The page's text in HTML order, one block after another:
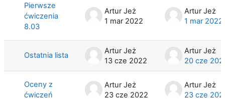
Pierwsze
ćwiczenia
8.03
Artur Jeż
1 mar 2022
Artur Jeż
1 mar 2022
Ostatnia lista
Artur Jeż
13 cze 2022
Artur Jeż
20 cze
Oceny z
ćwiczeń
Artur Jeż
23 cze 2022
Artur Jeż
23 cze